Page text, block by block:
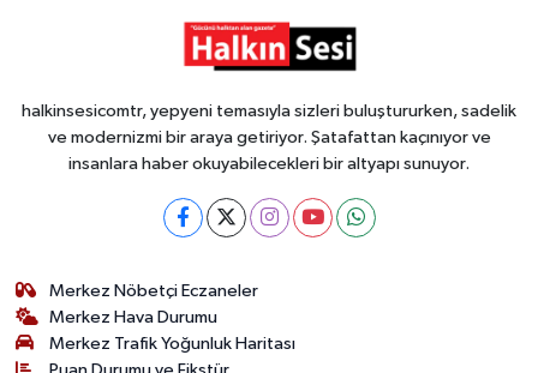
halkinsesicomtr, yepyeni temasıyla sizleri buluştururken, sadelik
ve modernizmi bir araya getiriyor. Şatafattan kaçınıyor ve
insanlara haber okuyabilecekleri bir altyapı sunuyor.
Merkez Nöbetçi Eczaneler
Merkez Hava Durumu
Merkez Trafik Yoğunluk Haritası